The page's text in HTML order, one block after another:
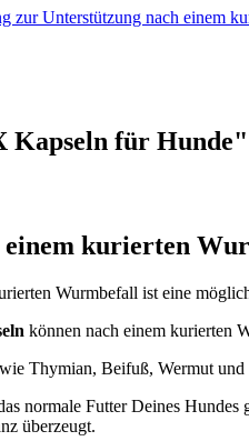
zur Unterstützung nach einem
für Hunde"
kurierten
Wurmbefall ist eine
können nach einem kurierten
Thymian, Beifuß, Wermut
normale Futter Deines
überzeugt.